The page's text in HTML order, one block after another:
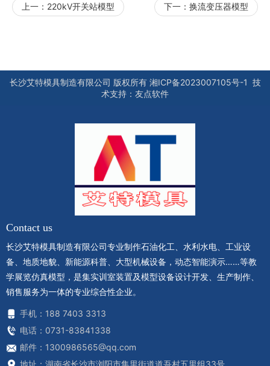
上一： 220kV开关站模型 下一： 换流变压器模型
长沙艾特模具制造有限公司 版权所有 湘ICP备2023007105号-1 技
术支持： 友点软件
Contact us
长沙艾特模具制造有限公司专业制作石油化工、水利水电、工业设
备、地质地貌、新能源科普、大型机械设备，动态智能演示……等教
学展览仿真模型，是集实训室装置及模型设备设计开发、生产制作、
销售服务为一体的专业综合性企业。
手机：188 7403 3313
电话：0731-83841338
邮件：1300986565@qq.com
地址：湖南省长沙市浏阳市集里街道道吾村五里组33号